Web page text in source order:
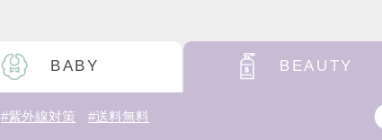
BABY BEAUTY
#紫外線対策 #送料無料